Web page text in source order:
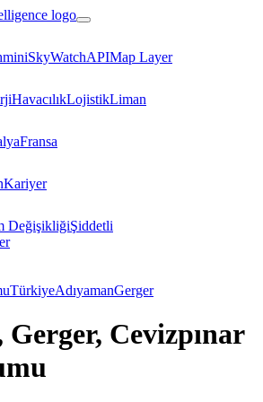
SkyWatchAPIMap Layer
HavacılıkLojistikLiman
Fransa
Kariyer
DeğişikliğiŞiddetli
TürkiyeAdıyamanGerger
Gerger, Cevizpınar